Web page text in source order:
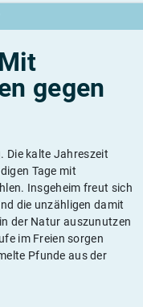
gegen
Die kalte Jahreszeit
Tage mit
Insgeheim freut sich
die unzähligen damit
der Natur auszunutzen
im Freien sorgen
Pfunde aus der